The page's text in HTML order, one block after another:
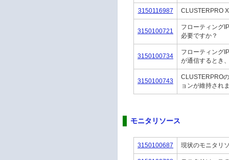
3150116987 CLUSTERPRO
3150100721
フローティング
必要ですか？
3150100734
フローティング
が通信するとき
3150100743
CLUSTERPRO
ョンが維持され
モニタリソース
3150100687 現状のモニタリ